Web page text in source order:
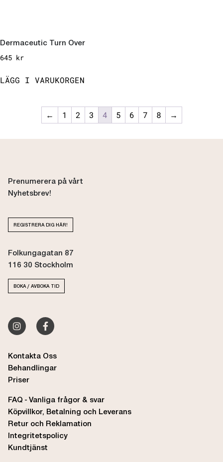
Dermaceutic Turn Over
645 kr
LÄGG I VARUKORGEN
← 1 2 3 4 5 6 7 8 →
Prenumerera på vårt
Nyhetsbrev!
REGISTRERA DIG HÄR!
Folkungagatan 87
116 30 Stockholm
BOKA / AVBOKA TID
Kontakta Oss
Behandlingar
Priser
FAQ - Vanliga frågor & svar
Köpvillkor, Betalning och Leverans
Retur och Reklamation
Integritetspolicy
Kundtjänst